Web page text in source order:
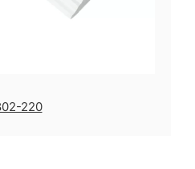
220